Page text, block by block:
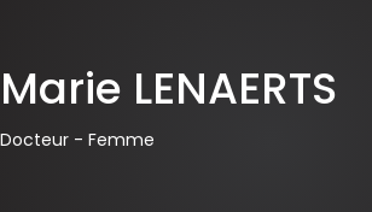
Marie LENAERTS
Docteur - Femme